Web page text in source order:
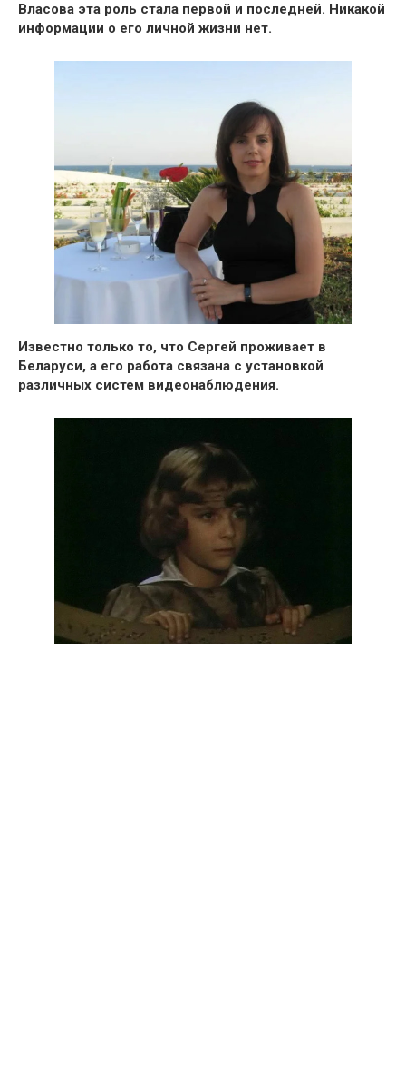
Власова эта роль стала первой и последней. Никакой
информации о его личной жизни нет.
Известно только то, что Сергей проживает в
Беларуси, а его работа связана с установкой
различных систем видеонаблюдения.